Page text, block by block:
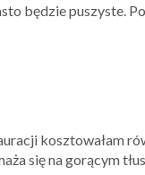
będzie puszyste.
kosztowałam
się na gorącym